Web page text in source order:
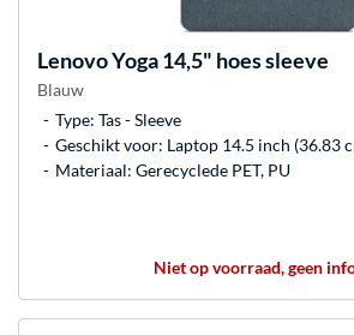
LenovoYoga 14,5" hoes sleeve
Blauw
Type: Tas - Sleeve
Geschikt voor: Laptop 14.5 inch (36.83
Materiaal: Gerecyclede PET, PU
Niet op voorraad, geen